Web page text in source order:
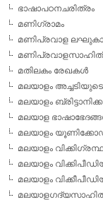
ഭാഷാപഠനചരിത്രം
മണിഗ്രാമം
മണിപ്രവാള
മതിലകം രേഖകള്‍
മലയാളം
മലയാളം ബ്രിട്ടാനിക്ക
മലയാള
മലയാളം
മലയാളം
മലയാളം
മലയാളം